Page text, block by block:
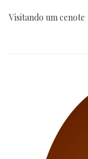
Visitando um cenote